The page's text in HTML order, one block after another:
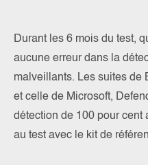
Durant les 6 mois du test,
aucune erreur dans la
malveillants. Les suites de
et celle de Microsoft,
détection de 100 pour cent
au test avec le kit de